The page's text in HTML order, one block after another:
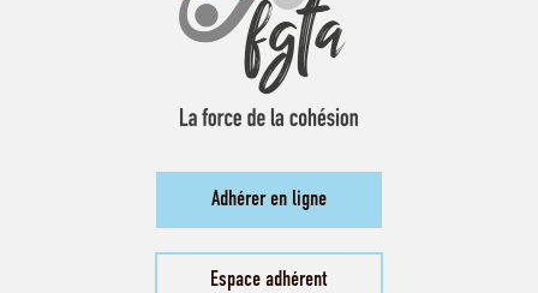
Adhérer en ligne
Espace adhérent